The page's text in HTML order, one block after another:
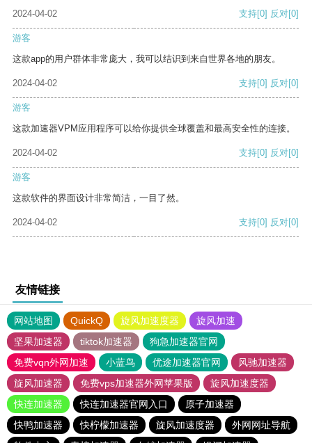
2024-04-02
支持[0] 反对[0]
游客
这款app的用户群体非常庞大，我可以结识到来自世界各地的朋友。
2024-04-02 支持[0] 反对[0]
游客
这款加速器VPM应用程序可以给你提供全球覆盖和最高安全性的连接。
2024-04-02 支持[0] 反对[0]
游客
这款软件的界面设计非常简洁，一目了然。
2024-04-02 支持[0] 反对[0]
友情链接
网站地图 QuickQ 旋风加速度器
旋风加速
坚果加速器
tiktok加速器
狗急加速器官网
免费vqn外网加速
小蓝鸟 优途加速器官网
风驰加速器
旋风加速器
免费vps加速器外网苹果版
旋风加速度器
快连加速器
快连加速器官网入口
原子加速器
快鸭加速器
快柠檬加速器 旋风加速度器
外网网址导航